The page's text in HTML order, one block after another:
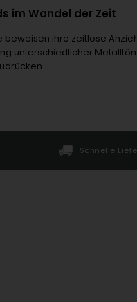
im Wandel der Zeit
beweisen ihre zeitlose
unterschiedlicher
Schnelle